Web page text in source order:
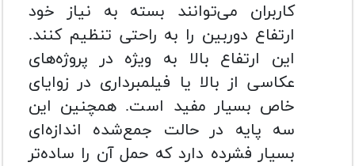
کاربران می‌توانند بسته به نیاز خود
ارتفاع دوربین را به راحتی تنظیم کنند.
این ارتفاع بالا به ویژه در پروژه‌های
عکاسی از بالا یا فیلمبرداری در زوایای
خاص بسیار مفید است. همچنین این
سه پایه در حالت جمع‌شده اندازه‌ای
بسیار فشرده دارد که حمل آن را ساده‌تر